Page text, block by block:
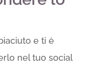
e ti è
nel tuo social